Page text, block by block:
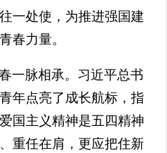
一处使，为推进强国建
春力量。
一脉相承。习近平总书
年点亮了成长航标，指
国主义精神是五四精神
重任在肩，更应把住新